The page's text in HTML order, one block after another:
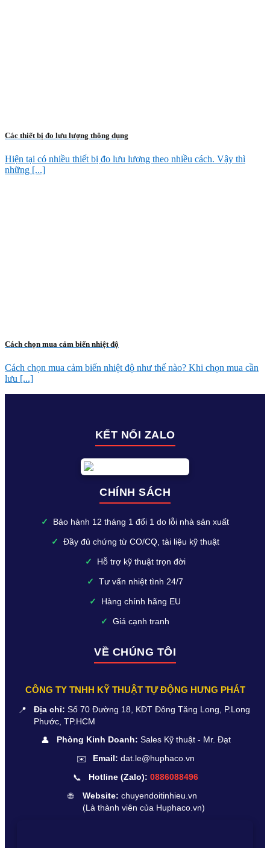
Các thiết bị đo lưu lượng thông dụng
Hiện tại có nhiều thiết bị đo lưu lượng theo nhiều cách. Vậy thì
những [...]
Cách chọn mua cảm biến nhiệt độ
Cách chọn mua cảm biến nhiệt độ như thế nào? Khi chọn mua cần
lưu [...]
KẾT NỐI ZALO
CHÍNH SÁCH
✓ Bảo hành 12 tháng 1 đổi 1 do lỗi nhà sản xuất
✓ Đầy đủ chứng từ CO/CQ, tài liệu kỹ thuật
✓ Hỗ trợ kỹ thuật trọn đời
✓ Tư vấn nhiệt tình 24/7
✓ Hàng chính hãng EU
✓ Giá cạnh tranh
VỀ CHÚNG TÔI
CÔNG TY TNHH KỸ THUẬT TỰ ĐỘNG HƯNG PHÁT
📍 Địa chỉ: Số 70 Đường 18, KĐT Đông Tăng Long, P.Long
Phước, TP.HCM
👤 Phòng Kinh Doanh: Sales Kỹ thuật - Mr. Đạt
✉️ Email: dat.le@huphaco.vn
📞 Hotline (Zalo): 0886088496
🌐 Website: chuyendoitinhieu.vn
(Là thành viên của Huphaco.vn)